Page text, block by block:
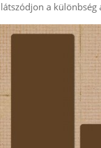
a különbség